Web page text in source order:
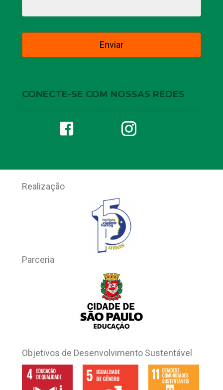
CONECTE-SE COM NOSSAS REDES
Realização
Parceria
Objetivos de Desenvolvimento Sustentável